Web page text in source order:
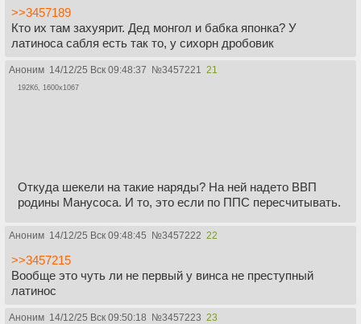
>>3457189
Кто их там захуярит. Дед монгол и бабка японка? У
латиноса сабля есть так то, у сихорн дробовик
Аноним 14/12/25 Вск 09:48:37 №3457221 21
192Кб, 1600x1067
Откуда шекели на такие наряды? На ней надето ВВП
родины Манусоса. И то, это если по ППС пересчитывать.
Аноним 14/12/25 Вск 09:48:45 №3457222 22
>>3457215
Вообще это чуть ли не первый у винса не преступный
латинос
Аноним 14/12/25 Вск 09:50:18 №3457223 23